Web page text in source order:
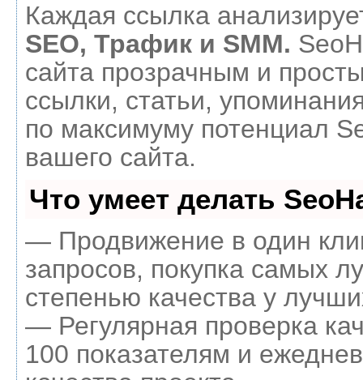
Каждая ссылка
SEO, Трафик и SMM.
сайта прозрачным и
ссылки, статьи,
по максимуму потенциал
вашего сайта.
Что умеет делать
— Продвижение в один
запросов, покупка самых
степенью качества у
— Регулярная проверка
100 показателям и